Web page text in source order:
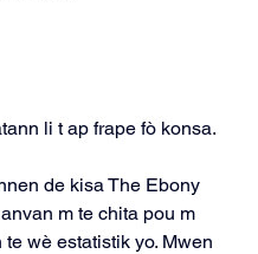
li t ap frape fò konsa.
de kisa The Ebony
m te chita pou m
te wè estatistik yo. Mwen